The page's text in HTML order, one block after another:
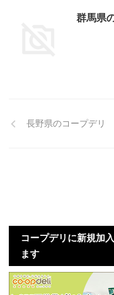
群馬県
長野県のコープデリ
コープデリに新規加
ます